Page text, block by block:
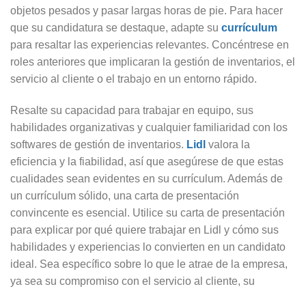
objetos pesados y pasar largas horas de pie. Para hacer
que su candidatura se destaque, adapte su currículum
para resaltar las experiencias relevantes. Concéntrese en
roles anteriores que implicaran la gestión de inventarios, el
servicio al cliente o el trabajo en un entorno rápido.
Resalte su capacidad para trabajar en equipo, sus
habilidades organizativas y cualquier familiaridad con los
softwares de gestión de inventarios. Lidl valora la
eficiencia y la fiabilidad, así que asegúrese de que estas
cualidades sean evidentes en su currículum. Además de
un currículum sólido, una carta de presentación
convincente es esencial. Utilice su carta de presentación
para explicar por qué quiere trabajar en Lidl y cómo sus
habilidades y experiencias lo convierten en un candidato
ideal. Sea específico sobre lo que le atrae de la empresa,
ya sea su compromiso con el servicio al cliente, su